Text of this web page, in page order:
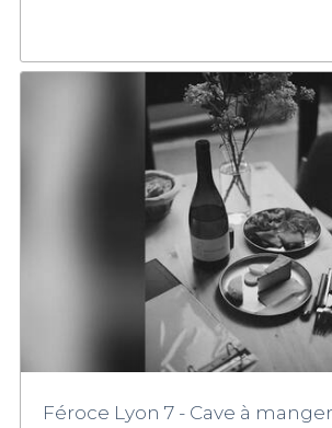
Féroce Lyon 7 - Cave à